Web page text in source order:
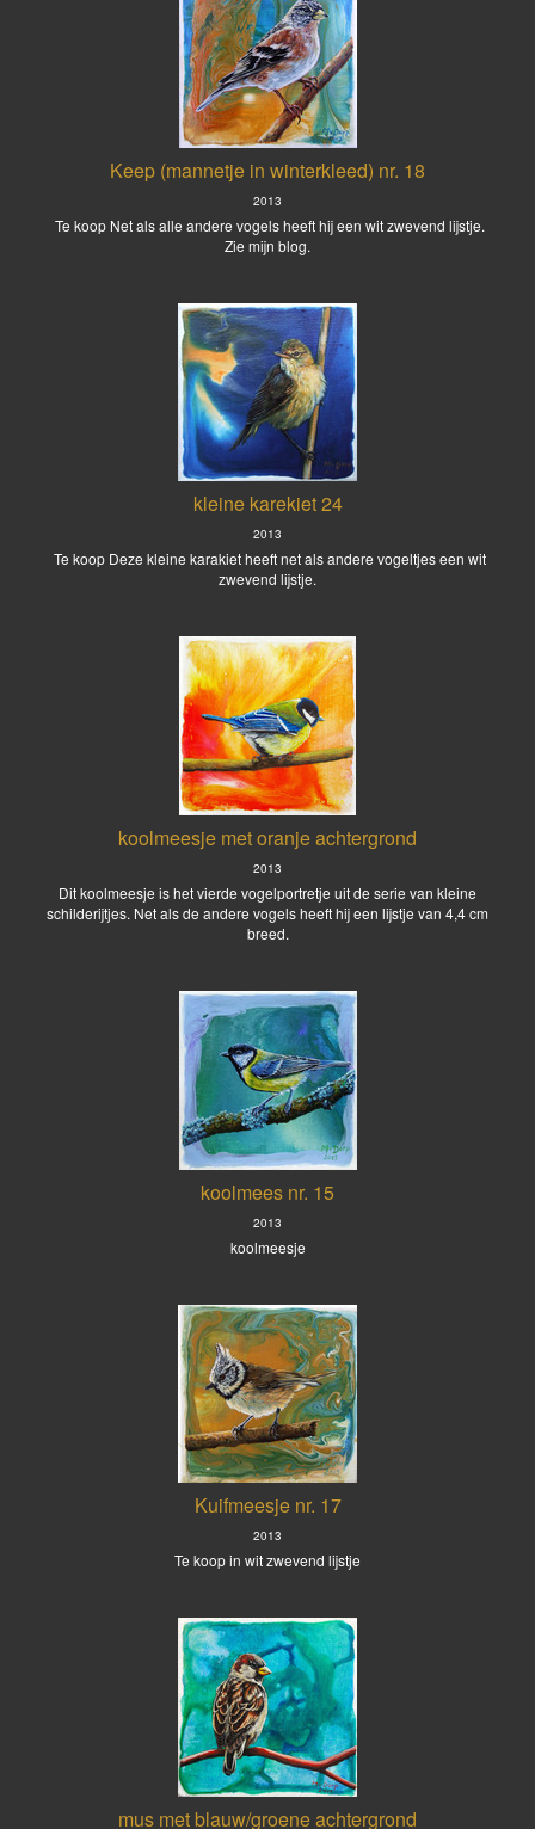
Keep (mannetje in winterkleed) nr. 18
2013
Te koop Net als alle andere vogels heeft hij een wit zwevend lijstje.
Zie mijn blog.
kleine karekiet 24
2013
Te koop Deze kleine karakiet heeft net als andere vogeltjes een wit
zwevend lijstje.
koolmeesje met oranje achtergrond
2013
Dit koolmeesje is het vierde vogelportretje uit de serie van kleine
schilderijtjes. Net als de andere vogels heeft hij een lijstje van 4,4 cm
breed.
koolmees nr. 15
2013
koolmeesje
Kuifmeesje nr. 17
2013
Te koop in wit zwevend lijstje
mus met blauw/groene achtergrond